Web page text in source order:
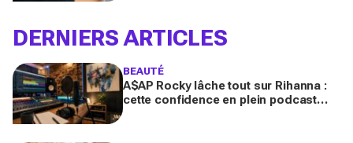
DERNIERS ARTICLES
BEAUTÉ
A$AP Rocky lâche tout sur Rihanna :
cette confidence en plein podcast